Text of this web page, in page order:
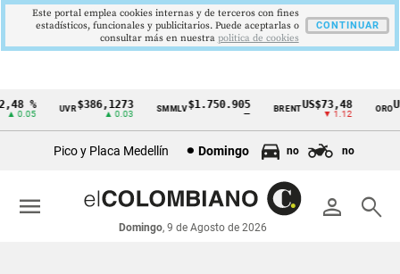
Cintillo
económicos
Colombia
%
0.05
UVR$386,1273
▲ 0.03
SMMLV$1.750.905 BRENTUS$73,48
▼ 1.12
ORO
Pico y Placa Medellín Domingo no no
person search
Domingo, 9 de Agosto de 2026
menu
Este portal emplea cookies internas y de terceros con fines
estadísticos, funcionales y publicitarios. Puede aceptarlas o
consultar más en nuestra politica de cookies
CONTINUAR